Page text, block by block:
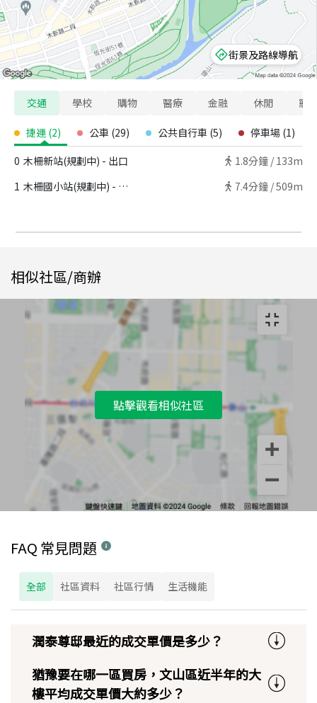
街景及路線導航
交通 學校 購物 醫療 金融 休閒 寵
捷運 (2) 公車 (29) 公共自行車 (5) 停車場 (1)
0 木柵新站(規劃中) - 出口 1.8分鐘 / 133m
1 木柵國小站(規劃中) - 出口 7.4分鐘 /509m
相似社區/商辦
點擊觀看相似社區
FAQ 常見問題
全部 社區資料 社區行情 生活機能
潤泰尊邸最近的成交單價是多少？
猶豫要在哪一區買房，文山區近半年的大
樓平均成交單價大約多少？